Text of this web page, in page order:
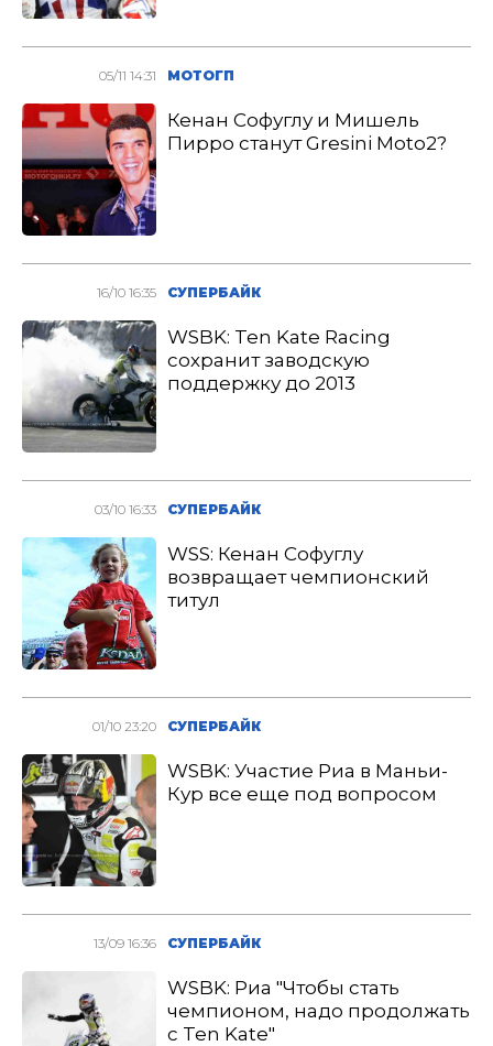
05/11 14:31 МОТОГП
Кенан Софуглу и Мишель
Пирро станут Gresini Moto2?
16/10 16:35 СУПЕРБАЙК
WSBK: Ten Kate Racing
сохранит заводскую
поддержку до 2013
03/10 16:33 СУПЕРБАЙК
WSS: Кенан Софуглу
возвращает чемпионский
титул
01/10 23:20 СУПЕРБАЙК
WSBK: Участие Риа в Маньи-
Кур все еще под вопросом
13/09 16:36 СУПЕРБАЙК
WSBK: Риа "Чтобы стать
чемпионом, надо продолжать
с Ten Kate"